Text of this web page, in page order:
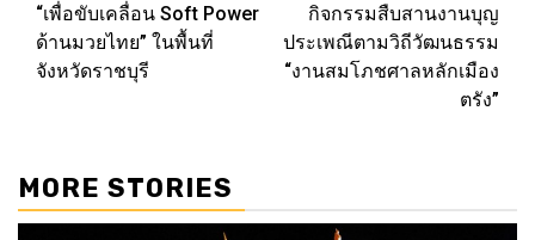
“เพื่อขับเคลื่อน Soft Power
ด้านมวยไทย” ในพื้นที่
จังหวัดราชบุรี
กิจกรรมสืบสานงานบุญ
ประเพณีตามวิถีวัฒนธรรม
“งานสมโภชศาลหลักเมือง
ตรัง”
MORE STORIES